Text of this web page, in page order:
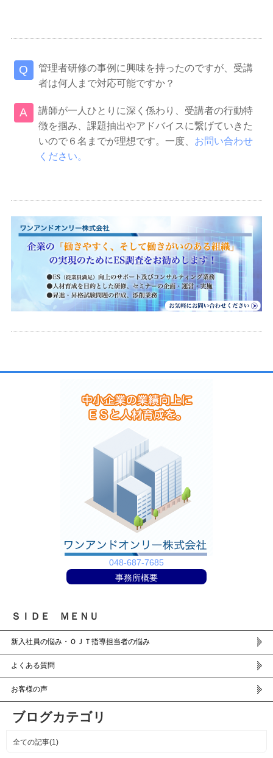
管理者研修の事例に興味を持ったのですが、受講
者は何人まで対応可能ですか？
講師が一人ひとりに深く係わり、受講者の行動特
徴を掴み、課題抽出やアドバイスに繋げていきた
いので６名までが理想です。一度、 お問い合わせ
ください。
048-687-7685
事務所概要
ＳＩＤＥ ＭＥＮＵ
新入社員の悩み・ＯＪＴ指導担当者の悩み
よくある質問
お客様の声
ブログカテゴリ
全ての記事(1)